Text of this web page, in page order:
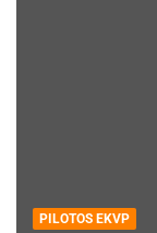
PILOTOS EKVP